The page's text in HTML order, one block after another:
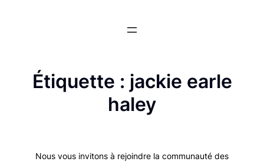
Étiquette : jackie earle
haley
Nous vous invitons à rejoindre la communauté des